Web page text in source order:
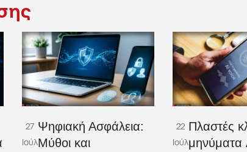
27
Ιούλ
Ψηφιακή Ασφάλεια:
Μύθοι και
22
Ιούλ
Πλαστές